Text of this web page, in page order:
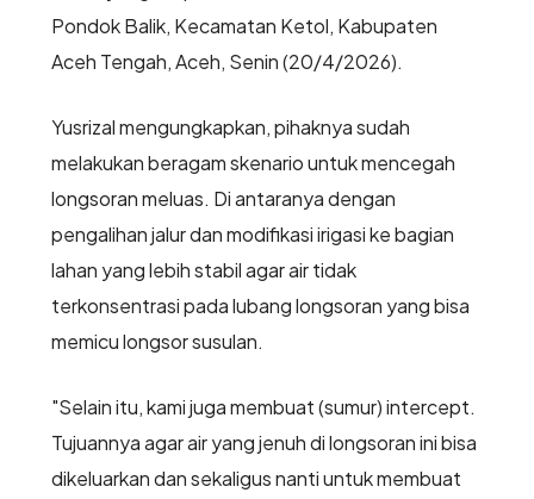
Pondok Balik, Kecamatan Ketol, Kabupaten
Aceh Tengah, Aceh, Senin (20/4/2026).
Yusrizal mengungkapkan, pihaknya sudah
melakukan beragam skenario untuk mencegah
longsoran meluas. Di antaranya dengan
pengalihan jalur dan modifikasi irigasi ke bagian
lahan yang lebih stabil agar air tidak
terkonsentrasi pada lubang longsoran yang bisa
memicu longsor susulan.
"Selain itu, kami juga membuat (sumur) intercept.
Tujuannya agar air yang jenuh di longsoran ini bisa
dikeluarkan dan sekaligus nanti untuk membuat